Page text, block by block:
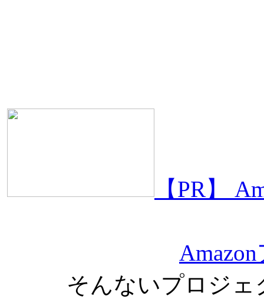
【PR】
そんないプロジェ